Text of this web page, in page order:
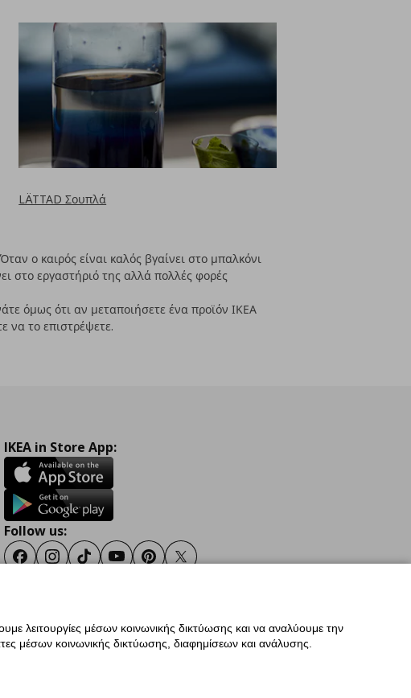
LÄTTAD Σουπλά
ο καιρός είναι καλός βγαίνει στο μπαλκόνι
στο εργαστήριό της αλλά πολλές φορές
όμως ότι αν μεταποιήσετε ένα προϊόν ΙΚΕΑ
να το επιστρέψετε.
IKEA in Store App:
Follow us:
FacebookInstagram
TikTokYoutubePinterestTwitter
Όροι ΧρήσηςΓενική Πολιτική Προσωπικών Δεδομένων
λειτουργίες μέσων κοινωνικής δικτύωσης και να αναλύουμε την
μέσων κοινωνικής δικτύωσης, διαφημίσεων και ανάλυσης.